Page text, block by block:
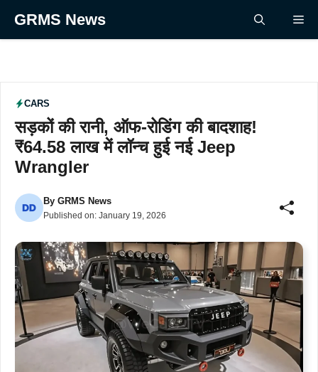
GRMS News
CARS
सड़कों की रानी, ऑफ-रोडिंग की बादशाह!
₹64.58 लाख में लॉन्च हुई नई Jeep
Wrangler
By GRMS News
Published on: January 19, 2026